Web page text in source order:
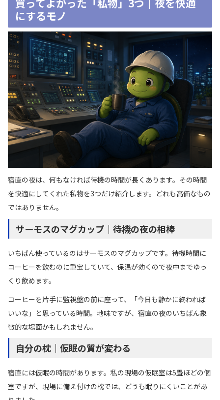
買ってよかった「私物」3つ｜夜を快適
にするモノ
宿直の夜は、何もなければ待機の時間が長くあります。その時間
を快適にしてくれた私物を3つだけ紹介します。どれも高価なもの
ではありません。
サーモスのマグカップ｜待機の夜の相棒
いちばん使っているのはサーモスのマグカップです。待機時間に
コーヒーを飲むのに重宝していて、保温が効くので夜中までゆっ
くり飲めます。
コーヒーを片手に監視盤の前に座って、「今日も静かに終われば
いいな」と思っている時間。地味ですが、宿直の夜のいちばん象
徴的な場面かもしれません。
自分の枕｜仮眠の質が変わる
宿直には仮眠の時間があります。私の現場の仮眠室は5畳ほどの個
室ですが、現場に備え付けの枕では、どうも眠りにくいことがあ